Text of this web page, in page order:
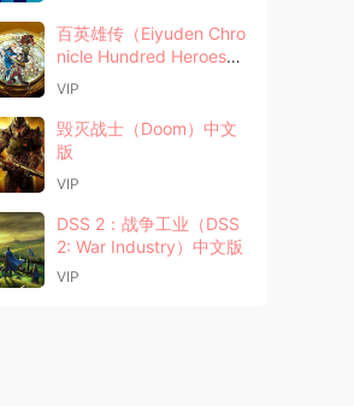
百英雄传（Eiyuden Chro
nicle Hundred Heroes）
中文版
VIP
毁灭战士（Doom）中文
版
VIP
DSS 2：战争工业（DSS
2: War Industry）中文版
VIP